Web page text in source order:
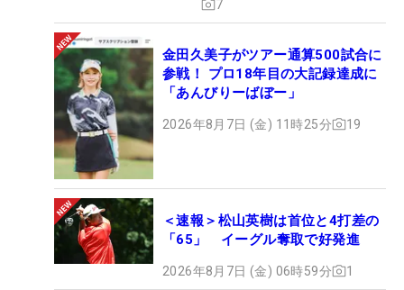
7
金田久美子がツアー通算500試合に
参戦！ プロ18年目の大記録達成に
「あんびりーばぼー」
2026年8月7日 (金) 11時25分 19
＜速報＞松山英樹は首位と4打差の
「65」 イーグル奪取で好発進
2026年8月7日 (金) 06時59分 1